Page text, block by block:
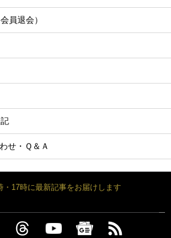
員退会）
せ・Ｑ＆Ａ
・17時に最新記事をお届けします